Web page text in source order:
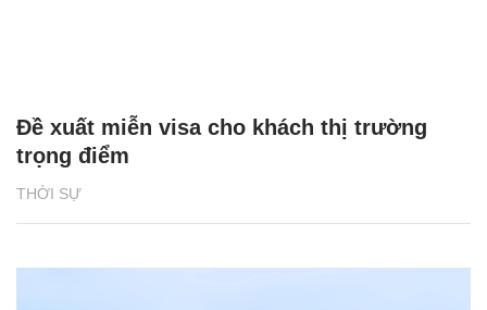
THỜI SỰ
Đề xuất miễn visa cho khách thị trường
trọng điểm